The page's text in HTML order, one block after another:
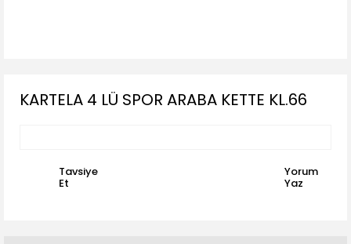
KARTELA 4 LÜ SPOR ARABA KETTE KL.66
Tavsiye
Et
Yorum
Yaz